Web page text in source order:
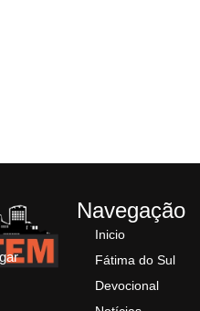
Navegação
Inicio
Fátima do Sul
Devocional